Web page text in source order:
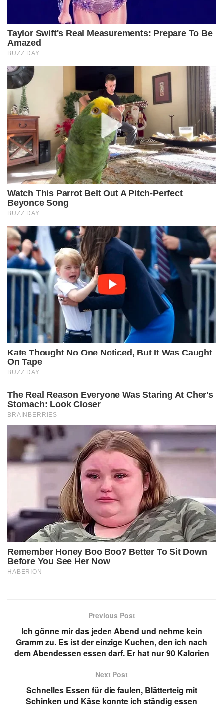
Previous Post
Ich gönne mir das jeden Abend und nehme kein
Gramm zu. Es ist der einzige Kuchen, den ich nach
dem Abendessen essen darf. Er hat nur 90 Kalorien
Next Post
Schnelles Essen für die faulen, Blätterteig mit
Schinken und Käse konnte ich ständig essen